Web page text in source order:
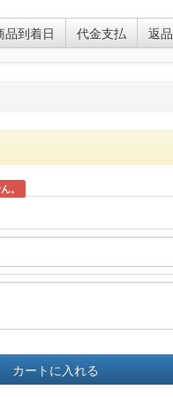
品到着日 代金支払 返品
。
カートに入れる